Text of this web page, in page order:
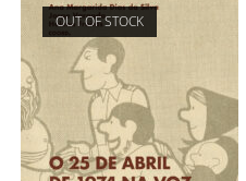
OUT OF STOCK